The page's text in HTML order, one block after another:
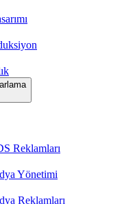
Reklamları
Yönetimi
Reklamları